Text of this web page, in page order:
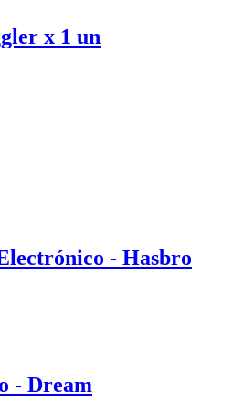
x 1 un
- Hasbro
- Dream